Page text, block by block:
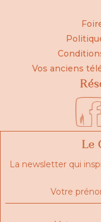
Vos anciens
Le
La newsletter qui